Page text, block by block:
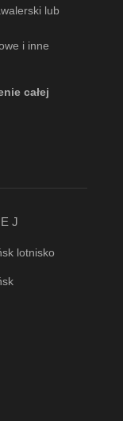
lub
i inne
całej
lotnisko